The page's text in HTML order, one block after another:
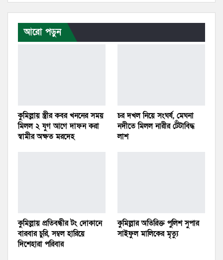
আরো পড়ুন
কুমিল্লায় স্ত্রীর কবর খননের সময়
মিলল ২ যুগ আগে দাফন করা
স্বামীর অক্ষত মরদেহ
চর দখল নিয়ে সংঘর্ষ, মেঘনা
নদীতে মিলল নারীর টেঁটাবিদ্ধ
লাশ
কুমিল্লায় প্রতিবন্ধীর টং দোকানে
বারবার চুরি, সম্বল হারিয়ে
দিশেহারা পরিবার
কুমিল্লার অতিরিক্ত পুলিশ সুপার
সাইফুল মালিকের মৃত্যু